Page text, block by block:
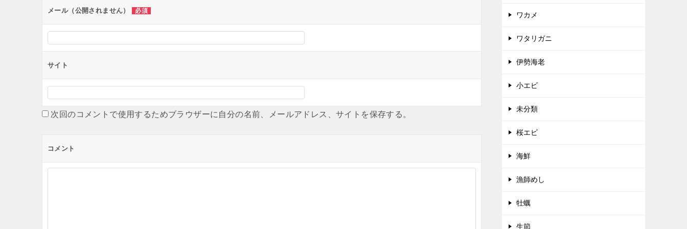
ンメール（公開されません） 必須
サイト
次回のコメントで使用するためブラウザーに自分の名前、メールアドレス、サイトを保存する。
コメント
ワカメ
ワタリガニ
伊勢海老
小エビ
未分類
桜エビ
海鮮
漁師めし
牡蠣
生節